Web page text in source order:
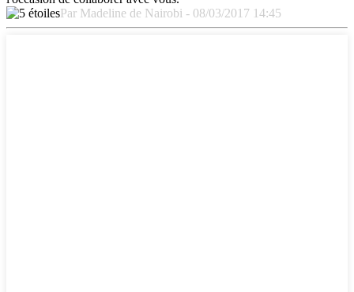
Par Madeline de Nairobi - 08/03/2017 14:45